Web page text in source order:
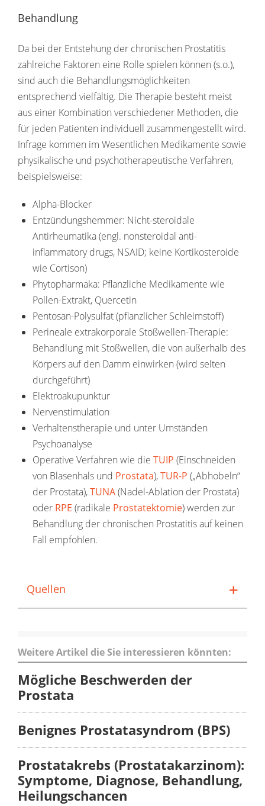
Behandlung
Da bei der Entstehung der chronischen Prostatitis
zahlreiche Faktoren eine Rolle spielen können (s.o.),
sind auch die Behandlungsmöglichkeiten
entsprechend vielfältig. Die Therapie besteht meist
aus einer Kombination verschiedener Methoden, die
für jeden Patienten individuell zusammengestellt wird.
Infrage kommen im Wesentlichen Medikamente sowie
physikalische und psychotherapeutische Verfahren,
beispielsweise:
Alpha-Blocker
Entzündungshemmer: Nicht-steroidale
Antirheumatika (engl. nonsteroidal anti-
inflammatory drugs, NSAID; keine Kortikosteroide
wie Cortison)
Phytopharmaka: Pflanzliche Medikamente wie
Pollen-Extrakt, Quercetin
Pentosan-Polysulfat (pflanzlicher Schleimstoff)
Perineale extrakorporale Stoßwellen-Therapie:
Behandlung mit Stoßwellen, die von außerhalb des
Körpers auf den Damm einwirken (wird selten
durchgeführt)
Elektroakupunktur
Nervenstimulation
Verhaltenstherapie und unter Umständen
Psychoanalyse
Operative Verfahren wie die TUIP (Einschneiden
von Blasenhals und Prostata),TUR-P („Abhobeln“
der Prostata),TUNA(Nadel-Ablation der Prostata)
oder RPE (radikale Prostatektomie) werden zur
Behandlung der chronischen Prostatitis auf keinen
Fall empfohlen.
Quellen
Weitere Artikel die Sie interessieren könnten:
Mögliche Beschwerden der
Prostata
Benignes Prostatasyndrom (BPS)
Prostatakrebs (Prostatakarzinom):
Symptome, Diagnose, Behandlung,
Heilungschancen